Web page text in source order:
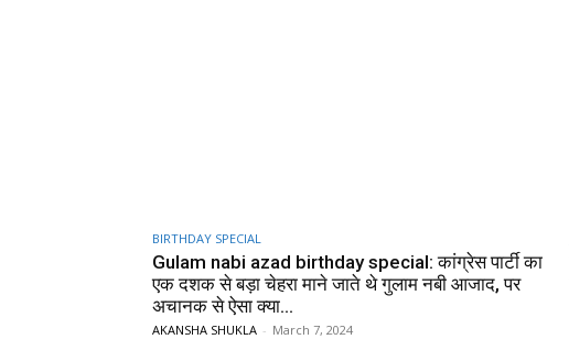
BIRTHDAY SPECIAL
Gulam nabi azad birthday special: कांग्रेस पार्टी का
एक दशक से बड़ा चेहरा माने जाते थे गुलाम नबी आजाद, पर
अचानक से ऐसा क्या...
AKANSHA SHUKLA - March 7, 2024